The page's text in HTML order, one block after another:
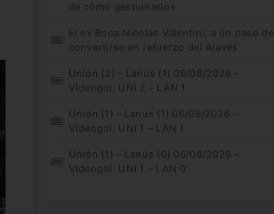
de cómo gestionarlos
El ex Boca Nicolás Valentini, a un paso de
convertirse en refuerzo del Alavés
Unión (2) – Lanús (1) 06/08/2026 –
Videogol: UNI 2 – LAN 1
Unión (1) – Lanús (1) 06/08/2026 –
Videogol: UNI 1 – LAN 1
Unión (1) – Lanús (0) 06/08/2026 –
Videogol: UNI 1 – LAN 0